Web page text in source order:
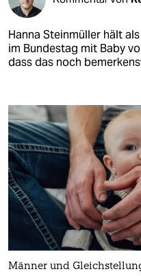
Hanna Steinmüller hält
im Bundestag mit Baby
dass das noch
Männer und